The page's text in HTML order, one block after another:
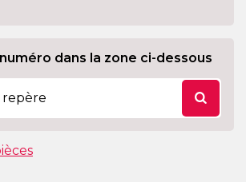
dans la zone ci-dessous